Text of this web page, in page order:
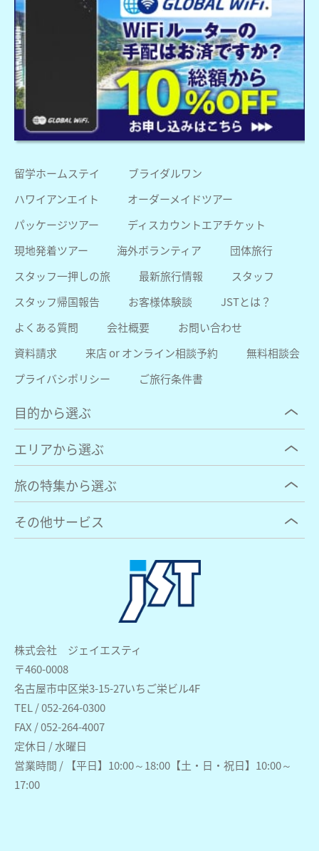
株式会社 ジェイエスティ
〒460-0008
名古屋市中区栄3-15-27いちご栄ビル4F
TEL / 052-264-0300
FAX / 052-264-4007
定休日 / 水曜日
営業時間 / 【平日】10:00～18:00【土・日・祝日】10:00～
17:00
留学ホームステイ
ブライダルワン
ハワイアンエイト
オーダーメイドツアー
パッケージツアー
ディスカウントエアチケット
現地発着ツアー
海外ボランティア
団体旅行
スタッフ一押しの旅
最新旅行情報
スタッフ
スタッフ帰国報告
お客様体験談
JSTとは？
よくある質問
会社概要
お問い合わせ
資料請求
来店 or オンライン相談予約
無料相談会
プライバシポリシー
ご旅行条件書
目的から選ぶ
エリアから選ぶ
旅の特集から選ぶ
その他サービス